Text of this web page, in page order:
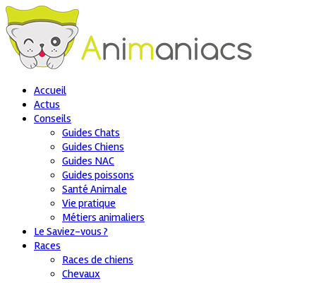
Accueil
Actus
Conseils
Guides Chats
Guides Chiens
Guides NAC
Guides poissons
Santé Animale
Vie pratique
Métiers animaliers
Le Saviez-vous ?
Races
Races de chiens
Chevaux